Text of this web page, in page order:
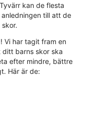
kan de flesta
till att de
Vi har tagit fram en
barns skor ska
efter mindre, bättre
Här är de: